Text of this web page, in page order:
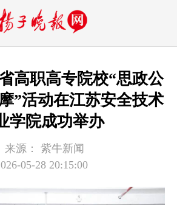
高职高专院校“思政公
”活动在江苏安全技术
学院成功举办
来源：
紫牛新闻
05-28 20:15:00